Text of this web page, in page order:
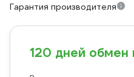
Гарантия производителя
120 дней обмен